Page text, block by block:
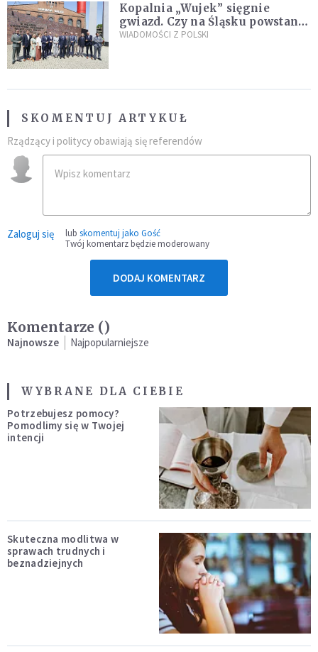
Kopalnia „Wujek” sięgnie
gwiazd. Czy na Śląsku powstanie
„Dolina Krzemowa”?
WIADOMOŚCI Z POLSKI
SKOMENTUJ ARTYKUŁ
Rządzący i politycy obawiają się referendów
Zaloguj się lub skomentuj jako Gość
Twój komentarz będzie moderowany
DODAJ KOMENTARZ
Komentarze ()
Najnowsze Najpopularniejsze
WYBRANE DLA CIEBIE
Potrzebujesz pomocy?
Pomodlimy się w Twojej
intencji
Skuteczna modlitwa w
sprawach trudnych i
beznadziejnych